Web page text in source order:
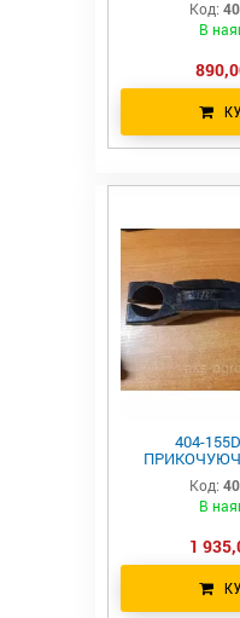
Код:
В
404-
СІВАЛКИ
Код:
В
1